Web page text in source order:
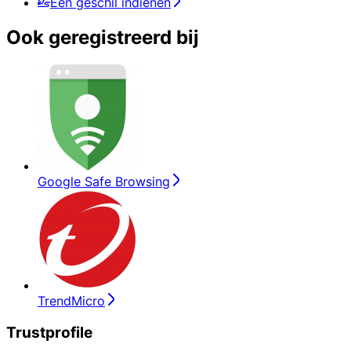
Ook geregistreerd bij
Google Safe Browsing
TrendMicro
Trustprofile